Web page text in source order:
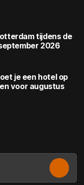
tijdens de
2026
je een hotel op
voor augustus